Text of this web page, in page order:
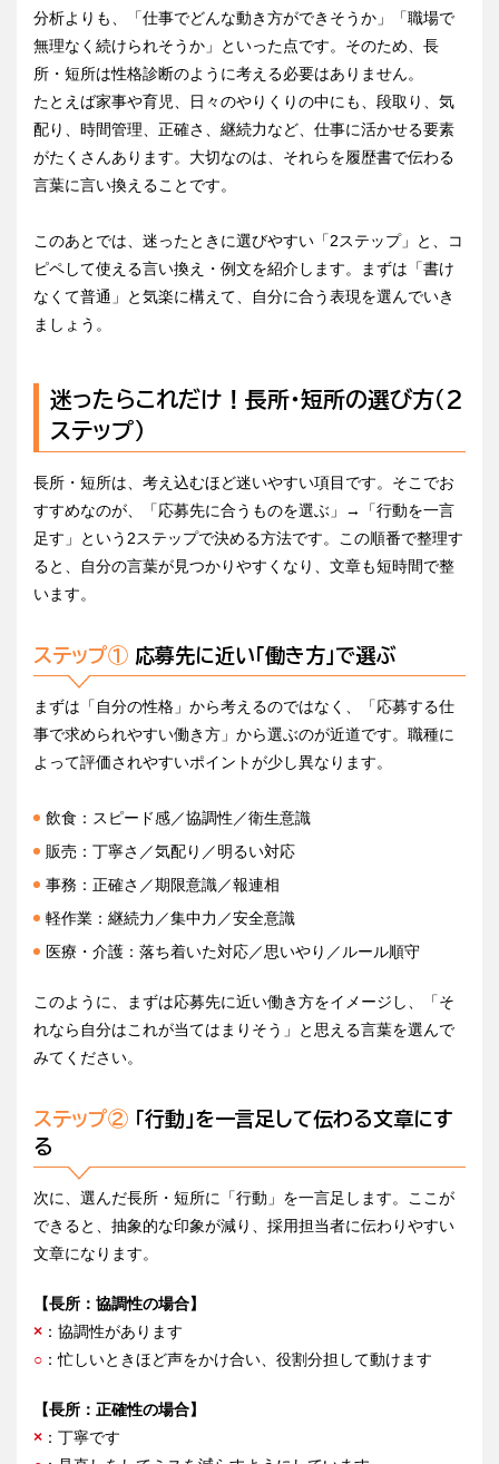
分析よりも、「仕事でどんな動き方ができそうか」「職場で
無理なく続けられそうか」といった点です。そのため、長
所・短所は性格診断のように考える必要はありません。
たとえば家事や育児、日々のやりくりの中にも、段取り、気
配り、時間管理、正確さ、継続力など、仕事に活かせる要素
がたくさんあります。大切なのは、それらを履歴書で伝わる
言葉に言い換えることです。
このあとでは、迷ったときに選びやすい「2ステップ」と、コ
ピペして使える言い換え・例文を紹介します。まずは「書け
なくて普通」と気楽に構えて、自分に合う表現を選んでいき
ましょう。
迷ったらこれだけ！長所・短所の選び方（2
ステップ）
長所・短所は、考え込むほど迷いやすい項目です。そこでお
すすめなのが、「応募先に合うものを選ぶ」→「行動を一言
足す」という2ステップで決める方法です。この順番で整理す
ると、自分の言葉が見つかりやすくなり、文章も短時間で整
います。
ステップ① 応募先に近い「働き方」で選ぶ
まずは「自分の性格」から考えるのではなく、「応募する仕
事で求められやすい働き方」から選ぶのが近道です。職種に
よって評価されやすいポイントが少し異なります。
飲食：スピード感／協調性／衛生意識
販売：丁寧さ／気配り／明るい対応
事務：正確さ／期限意識／報連相
軽作業：継続力／集中力／安全意識
医療・介護：落ち着いた対応／思いやり／ルール順守
このように、まずは応募先に近い働き方をイメージし、「そ
れなら自分はこれが当てはまりそう」と思える言葉を選んで
みてください。
ステップ② 「行動」を一言足して伝わる文章にす
る
次に、選んだ長所・短所に「行動」を一言足します。ここが
できると、抽象的な印象が減り、採用担当者に伝わりやすい
文章になります。
【長所：協調性の場合】
× ：協調性があります
○ ：忙しいときほど声をかけ合い、役割分担して動けます
【長所：正確性の場合】
× ：丁寧です